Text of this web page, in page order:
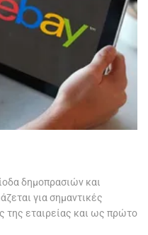
δημοπρασιών και
για σημαντικές
της εταιρείας και ως πρώτο